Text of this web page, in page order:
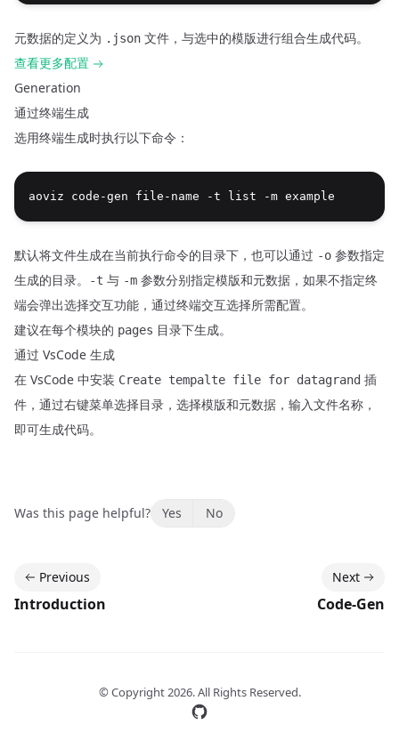
元数据的定义为 .json 文件，与选中的模版进行组合生成代码。
查看更多配置
Generation
通过终端生成
选用终端生成时执行以下命令：
aoviz code-gen file-name -t list -m example
默认将文件生成在当前执行命令的目录下，也可以通过 -o 参数指定
生成的目录。
-t 与 -m 参数分别指定模版和元数据，如果不指定终
端会弹出选择交互功能，通过终端交互选择所需配置。
建议在每个模块的 pages 目录下生成。
通过 VsCode 生成
在 VsCode 中安装 Create tempalte file for datagrand 插
件，通过右键菜单选择目录，选择模版和元数据，输入文件名称，
即可生成代码。
Was this page helpful? Yes No
Previous
Introduction
Next
Code-Gen
© Copyright2026. All Rights Reserved.
Follow us on GitLab